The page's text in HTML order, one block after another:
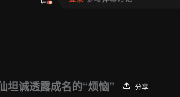
坦诚透露成名的“烦恼”
分享